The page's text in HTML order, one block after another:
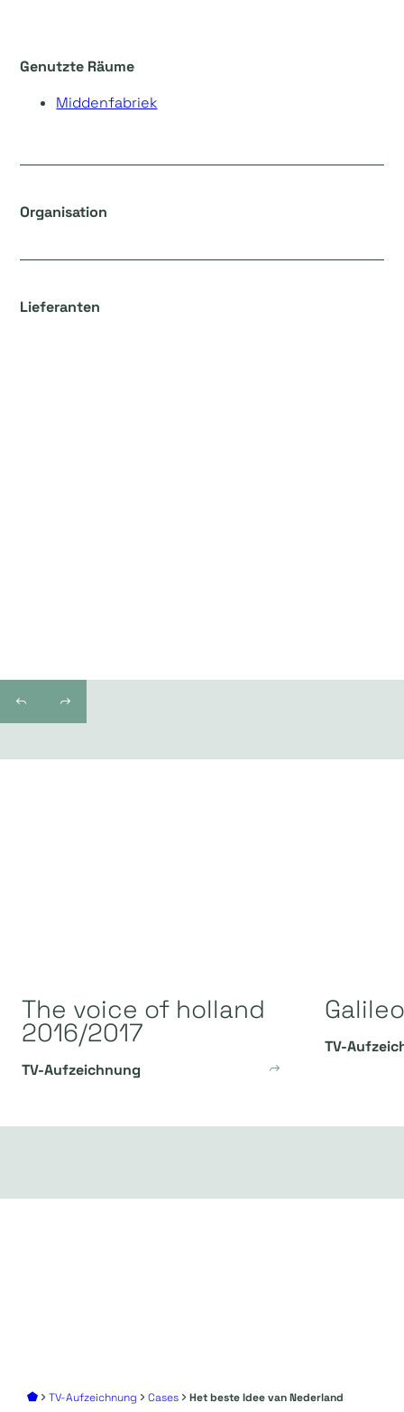
Genutzte Räume
Middenfabriek
Organisation
Lieferanten
The voice of holland
2016/2017
TV-Aufzeichnung
Galileo
TV-
TV-Aufzeichnung Cases Het beste Idee van Nederland